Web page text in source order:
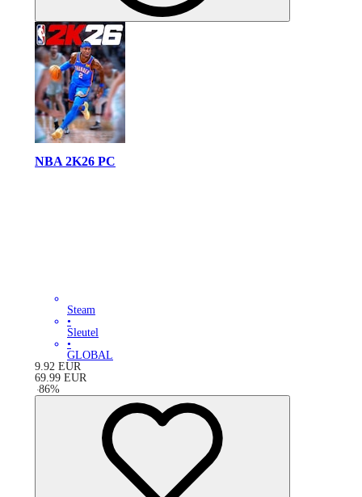
NBA 2K26 PC
Steam
•
Sleutel
•
GLOBAL
9.92 EUR
69.99 EUR
-86%